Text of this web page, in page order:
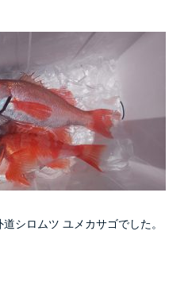
シロムツ ユメカサゴでした。